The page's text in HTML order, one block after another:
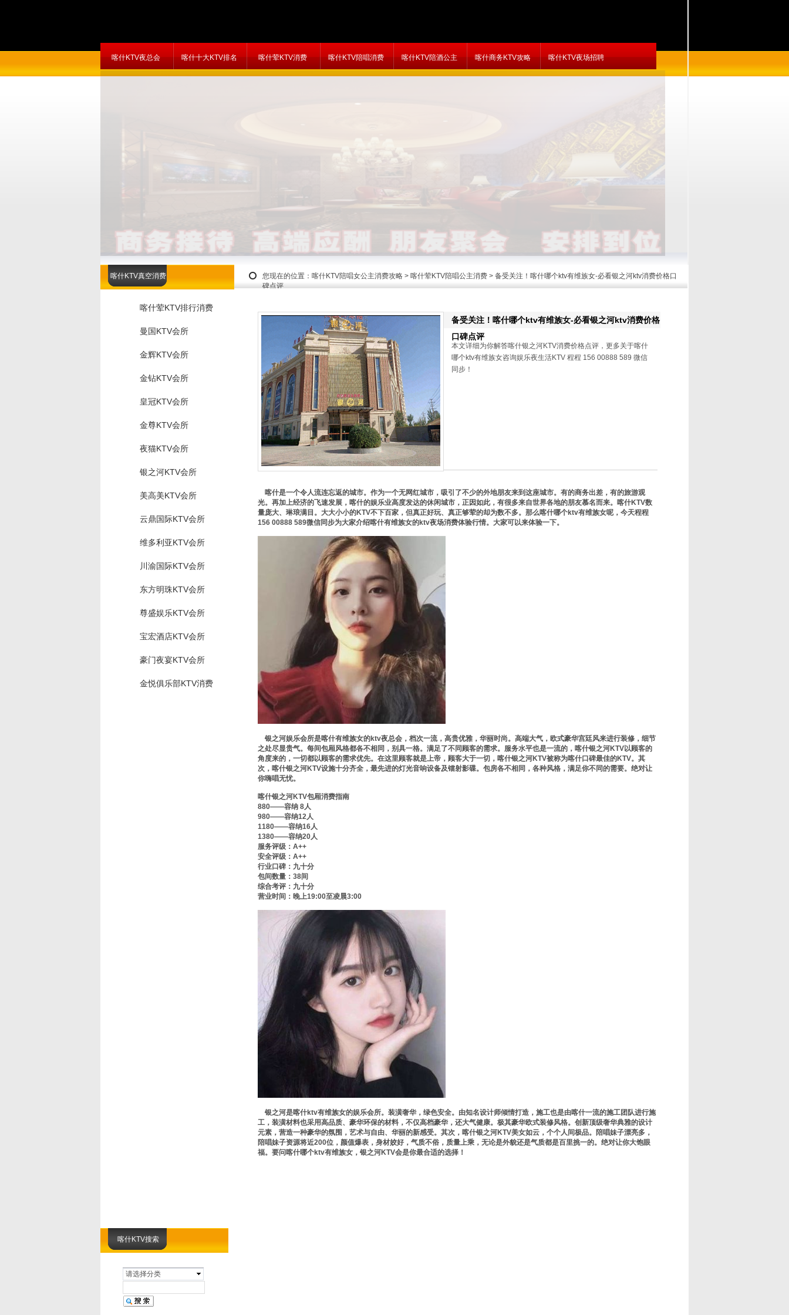
喀什KTV夜总会 喀什十大KTV排名 喀什荤KTV消费 喀什KTV陪唱消费 喀什KTV陪酒公主 喀什商务KTV攻略 喀什KTV夜场招聘
喀什KTV搜索
请选择分类
您现在的位置： 喀什KTV陪唱女公主消费攻略 > 喀什荤KTV陪唱公主消费 > 备受关注！喀什哪个ktv有维族女-必看银之河ktv消费价格口
碑点评
喀什KTV真空消费
喀什荤KTV排行消费
曼国KTV会所
金辉KTV会所
金钻KTV会所
皇冠KTV会所
金尊KTV会所
夜猫KTV会所
银之河KTV会所
美高美KTV会所
云鼎国际KTV会所
维多利亚KTV会所
川渝国际KTV会所
东方明珠KTV会所
尊盛娱乐KTV会所
宝宏酒店KTV会所
豪门夜宴KTV会所
金悦俱乐部KTV消费
备受关注！喀什哪个ktv有维族女-必看银之河ktv消费价格
口碑点评
本文详细为你解答喀什银之河KTV消费价格点评，更多关于喀什
哪个ktv有维族女咨询娱乐夜生活KTV 程程 156 00888 589 微信
同步！
喀什是一个令人流连忘返的城市。作为一个无网红城市，吸引了不少的外地朋友来到这座城市。有的商务出差，有的旅游观
光。再加上经济的飞速发展，喀什的娱乐业高度发达的休闲城市，正因如此，有很多来自世界各地的朋友慕名而来。喀什KTV数
量庞大、琳琅满目。大大小小的KTV不下百家，但真正好玩、真正够荤的却为数不多。那么喀什哪个ktv有维族女呢，今天程程
156 00888 589微信同步为大家介绍喀什有维族女的ktv夜场消费体验行情。大家可以来体验一下。
银之河娱乐会所是喀什有维族女的ktv夜总会，档次一流，高贵优雅，华丽时尚。高端大气，欧式豪华宫廷风来进行装修，细节
之处尽显贵气。每间包厢风格都各不相同，别具一格。满足了不同顾客的需求。服务水平也是一流的，喀什银之河KTV以顾客的
角度来的，一切都以顾客的需求优先。在这里顾客就是上帝，顾客大于一切，喀什银之河KTV被称为喀什口碑最佳的KTV。其
次，喀什银之河KTV设施十分齐全，最先进的灯光音响设备及镭射影碟。包房各不相同，各种风格，满足你不同的需要。绝对让
你嗨唱无忧。
喀什银之河KTV包厢消费指南
880——容纳 8人
980——容纳12人
1180——容纳16人
1380——容纳20人
服务评级：A++
安全评级：A++
行业口碑：九十分
包间数量：38间
综合考评：九十分
营业时间：晚上19:00至凌晨3:00
银之河是喀什ktv有维族女的娱乐会所。装潢奢华，绿色安全。由知名设计师倾情打造，施工也是由喀什一流的施工团队进行施
工，装潢材料也采用高品质、豪华环保的材料，不仅高档豪华，还大气健康。极其豪华欧式装修风格。创新顶级奢华典雅的设计
元素，营造一种豪华的氛围，艺术与自由、华丽的新感受。其次，喀什银之河KTV美女如云，个个人间极品。陪唱妹子漂亮多，
陪唱妹子资源将近200位，颜值爆表，身材姣好，气质不俗，质量上乘，无论是外貌还是气质都是百里挑一的。绝对让你大饱眼
福。要问喀什哪个ktv有维族女，银之河KTV会是你最合适的选择！